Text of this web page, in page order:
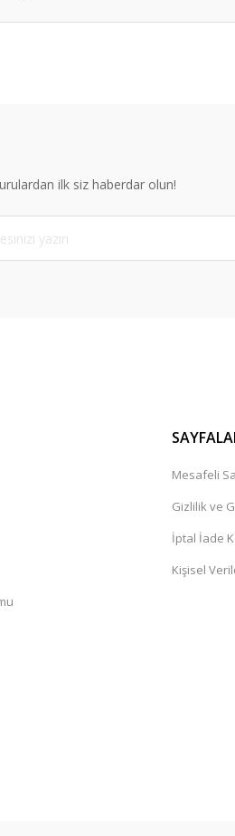
ilk siz haberdar olun!
Mesafeli
Gizlilik ve
İptal İade
Kişisel